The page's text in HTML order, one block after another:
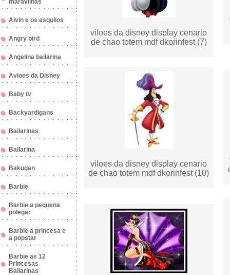
maravilhas
Alvin e os esquilos
Angry bird
Angelina bailarina
Avioes da Disney
Baby tv
Backyardigans
Bailarinas
Bailarina
Bakugan
Barbie
Barbie a pequena
polegar
Barbie a princesa e
a popstar
Barbie as 12
Princesas
Bailarinas
viloes da disney display cenario
de chao totem mdf dkorinfest (7)
viloes da disney display cenario
de chao totem mdf dkorinfest (10)